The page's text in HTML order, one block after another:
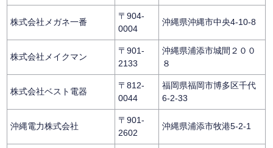
株式会社メガネ一番
〒904-
0004
沖縄県沖縄市中央4-10-8
株式会社メイクマン
〒901-
2133
沖縄県浦添市城間２００
８
株式会社ベスト電器
〒812-
0044
福岡県福岡市博多区千代
6-2-33
沖縄電力株式会社
〒901-
2602
沖縄県浦添市牧港5-2-1